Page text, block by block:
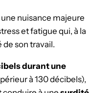
nuisance majeure
et fatigue qui, à la
de son travail.
durant une
à 130 décibels),